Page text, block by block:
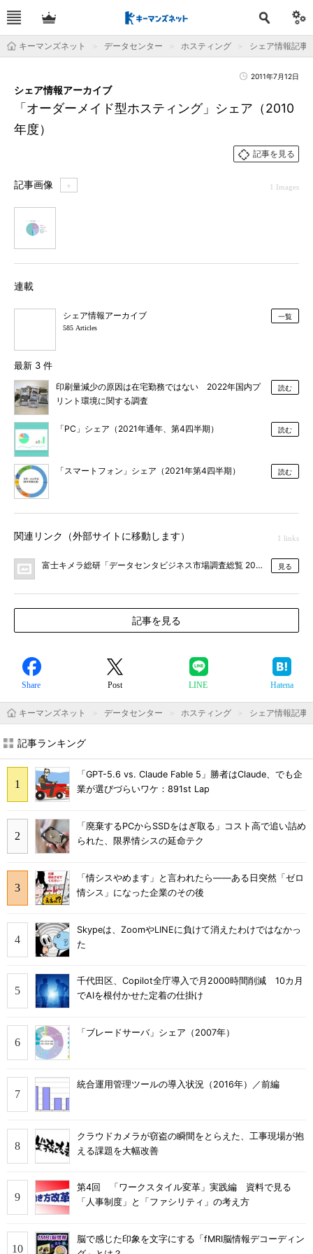
キーマンズネット データセンター ホスティング シェア情報記事
2011年7月12日
「オーダーメイド型ホスティング」シェア（2010
年度）
シェア情報アーカイブ
記事を見る
記事画像 ＋ 1 Images
連載
シェア情報アーカイブ
585 Articles
一覧
最新 3 件
印刷量減少の原因は在宅勤務ではない 2022年国内プ
リント環境に関する調査
読む
「PC」シェア（2021年通年、第4四半期） 読む
「スマートフォン」シェア（2021年第4四半期） 読む
関連リンク（外部サイトに移動します） 1 links
富士キメラ総研「データセンタビジネス市場調査総覧 2011（上巻）」
見る
記事を見る
Share Post LINE Hatena
キーマンズネット データセンター ホスティング シェア情報記事
記事ランキング
「GPT-5.6 vs. Claude Fable 5」勝者はClaude、でも企
業が選びづらいワケ：891st Lap
「廃棄するPCからSSDをはぎ取る」コスト高で追い詰め
られた、限界情シスの延命テク
「情シスやめます」と言われたら――ある日突然「ゼロ
情シス」になった企業のその後
Skypeは、ZoomやLINEに負けて消えたわけではなかっ
た
千代田区、Copilot全庁導入で月2000時間削減 10カ月
でAIを根付かせた定着の仕掛け
「ブレードサーバ」シェア（2007年）
統合運用管理ツールの導入状況（2016年）／前編
クラウドカメラが窃盗の瞬間をとらえた、工事現場が抱
える課題を大幅改善
第4回 「ワークスタイル変革」実践編 資料で見る
「人事制度」と「ファシリティ」の考え方
脳で感じた印象を文字にする「fMRI脳情報デコーディン